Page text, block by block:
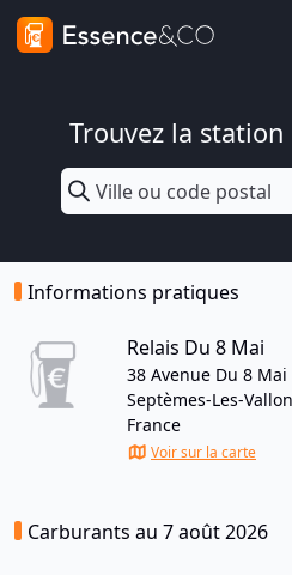
Trouvez la
Informations pratiques
Relais Du 8 Mai
38 Avenue Du 8 Mai
Septèmes-Les-
France
Voir sur la carte
Carburants au 7 août 2026